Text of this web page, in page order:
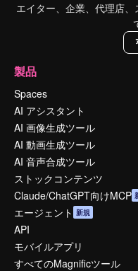
エイター、企業、代理店
製品
Spaces
AI アシスタント
AI 画像生成ツール
AI 動画生成ツール
AI 音声合成ツール
ストックコンテンツ
Claude/ChatGPT向けMCP
エージェント 新規
API
モバイルアプリ
すべてのMagnificツール